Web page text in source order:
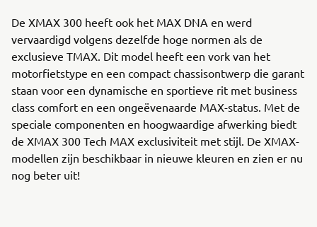
De XMAX 300 heeft ook het MAX DNA en werd
vervaardigd volgens dezelfde hoge normen als de
exclusieve TMAX. Dit model heeft een vork van het
motorfietstype en een compact chassisontwerp die garant
staan voor een dynamische en sportieve rit met business
class comfort en een ongeëvenaarde MAX-status. Met de
speciale componenten en hoogwaardige afwerking biedt
de XMAX 300 Tech MAX exclusiviteit met stijl. De XMAX-
modellen zijn beschikbaar in nieuwe kleuren en zien er nu
nog beter uit!